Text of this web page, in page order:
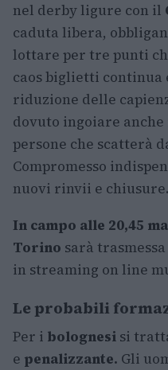
nel derby ligure con il
caduta libera,
lottare per tre punti
caos biglietti continua
riduzione delle
dovuto ingoiare
persone che scatterà
Compromesso
nuovi rinvii e chiusure.
In campo alle 20,45
Torino sarà
in streaming on line
Le probabili
Per i bolognesi si
e penalizzante. Gli